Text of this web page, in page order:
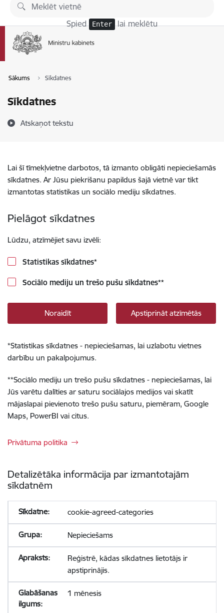
Pāriet uz lapas saturu
Spied Enter lai meklētu
Sākums Sīkdatnes
Sīkdatnes
Atskaņot tekstu
Lai šī tīmekļvietne darbotos, tā izmanto obligāti nepieciešamās
sīkdatnes. Ar Jūsu piekrišanu papildus šajā vietnē var tikt
izmantotas statistikas un sociālo mediju sīkdatnes.
Pielāgot sīkdatnes
Lūdzu, atzīmējiet savu izvēli:
Statistikas sīkdatnes*
Sociālo mediju un trešo pušu sīkdatnes**
Noraidīt Apstiprināt atzīmētās
*Statistikas sīkdatnes - nepieciešamas, lai uzlabotu vietnes
darbību un pakalpojumus.
**Sociālo mediju un trešo pušu sīkdatnes - nepieciešamas, lai
Jūs varētu dalīties ar saturu sociālajos medijos vai skatīt
mājaslapai pievienoto trešo pušu saturu, piemēram, Google
Maps, PowerBI vai citus.
Privātuma politika
Detalizētāka informācija par izmantotajām
sīkdatnēm
cookie-agreed-categories
Nepieciešams
Reģistrē, kādas sīkdatnes lietotājs ir
apstiprinājis.
1 mēnesis